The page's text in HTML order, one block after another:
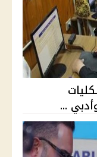
2026.. الكليات
...